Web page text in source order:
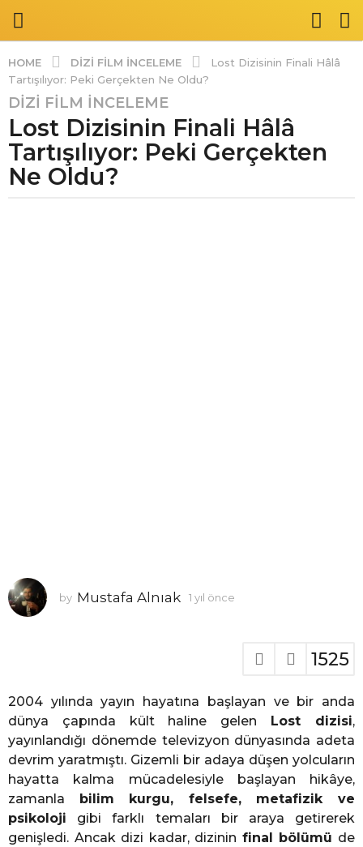
HOME DIZI FILM İNCELEME
Lost Dizisinin Finali Hâlâ
Tartışılıyor: Peki Gerçekten Ne Oldu?
1
y
ı
ö
DIZI FILM İNCELEME
Lost Dizisinin Finali Hâlâ
Tartışılıyor: Peki Gerçekten
Ne Oldu?
by Mustafa Alnıak 1 yıl önce
e
1525
2004 yılında yayın hayatına başlayan ve bir anda
dünya çapında kült haline gelen Lost dizisi,
yayınlandığı dönemde televizyon dünyasında adeta
devrim yaratmıştı. Gizemli bir adaya düşen yolcuların
hayatta kalma mücadelesiyle başlayan hikâye,
zamanla bilim kurgu, felsefe, metafizik ve
psikoloji gibi farklı temaları bir araya getirerek
genişledi. Ancak dizi kadar, dizinin final bölümü de